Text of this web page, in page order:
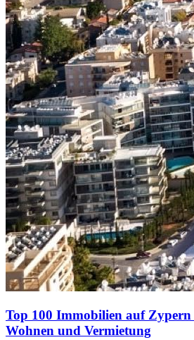
Top 100 Immobilien auf
Wohnen und Vermietung